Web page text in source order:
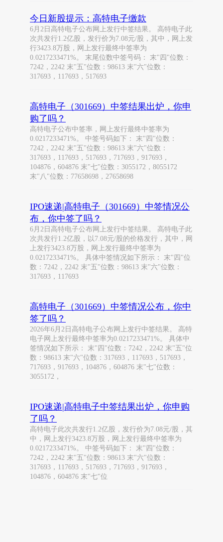
今日新股提示：高特电子缴款
6月2日高特电子公布网上发行中签结果。 高特电子此
次共发行1.2亿股，发行价为7.08元/股，其中，网上发
行3423.8万股，网上发行最终中签率为
0.0217233471%。 末尾位数中签号码： 末"四"位数：
7242，2242 末"五"位数：98613 末"六"位数：
317693，117693，517693
高特电子（301669）中签结果出炉，你申
购了吗？
高特电子公布中签率，网上发行最终中签率为
0.0217233471%。 中签号码如下： 末"四"位数：
7242，2242 末"五"位数：98613 末"六"位数：
317693，117693，517693，717693，917693，
104876，604876 末"七"位数：3055172，8055172
末"八"位数：77658698，27658698
IPO速递|高特电子（301669）中签情况公
布，你中签了吗？
6月2日高特电子公布网上发行中签结果。 高特电子此
次共发行1.2亿股，以7.08元/股的价格发行，其中，网
上发行3423.8万股，网上发行最终中签率为
0.0217233471%。 具体中签情况如下所示： 末"四"位
数：7242，2242 末"五"位数：98613 末"六"位数：
317693，117693
高特电子（301669）中签情况公布，你中
签了吗？
2026年6月2日高特电子公布网上发行中签结果。 高特
电子网上发行最终中签率为0.0217233471%。 具体中
签情况如下所示： 末"四"位数：7242，2242 末"五"位
数：98613 末"六"位数：317693，117693，517693，
717693，917693，104876，604876 末"七"位数：
3055172，
IPO速递|高特电子中签结果出炉，你申购
了吗？
高特电子此次共发行1.2亿股，发行价为7.08元/股，其
中，网上发行3423.8万股，网上发行最终中签率为
0.0217233471%。 中签号码如下： 末"四"位数：
7242，2242 末"五"位数：98613 末"六"位数：
317693，117693，517693，717693，917693，
104876，604876 末"七"位